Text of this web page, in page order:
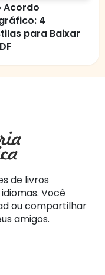
Acordo
4
para Baixar
de livros
Você
ou compartilhar
amigos.